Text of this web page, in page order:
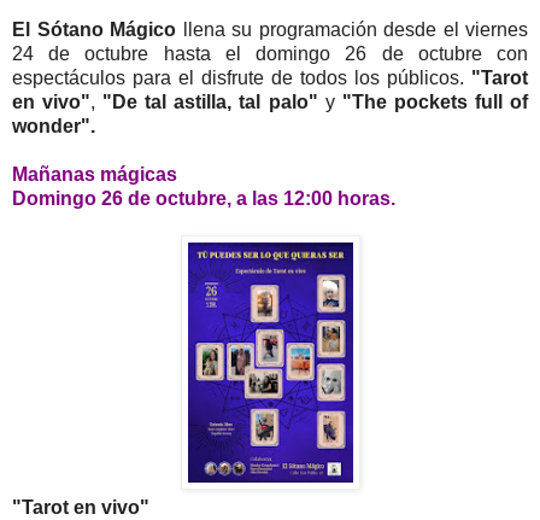
El Sótano Mágico llena su programación desde el viernes
24 de octubre hasta el domingo 26 de octubre con
espectáculos para el disfrute de todos los públicos. "Tarot
en vivo", "De tal astilla, tal palo" y"The pockets full of
wonder".
Mañanas mágicas
Domingo 26 de octubre, a las 12:00 horas.
"Tarot en vivo"